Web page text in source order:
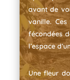
avant de
vanille.
fécondées
l’espace
Une fleur